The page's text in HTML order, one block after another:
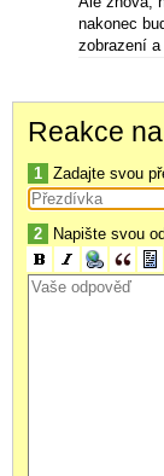
nakonec
zobrazení a
Reakce
1 Zadajte svou
2 Napište svou